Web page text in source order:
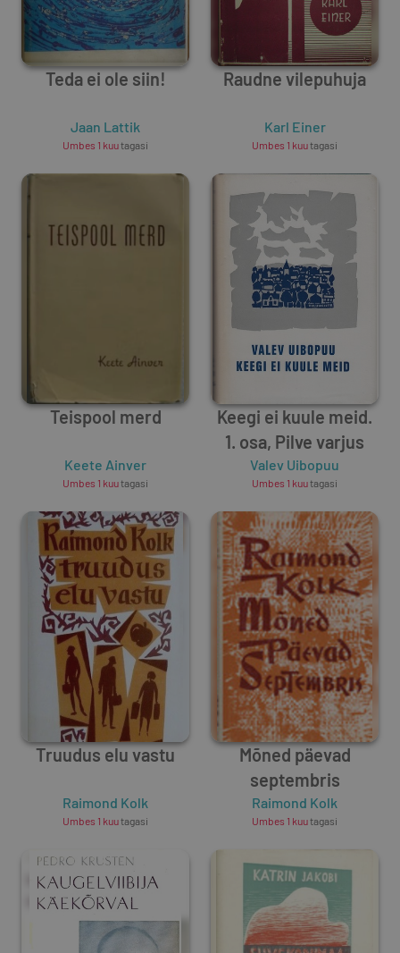
Teda ei ole siin!
Jaan Lattik
Umbes 1 kuutagasi
Raudne vilepuhuja
Karl Einer
Umbes 1 kuutagasi
Teispool merd
Keete Ainver
Umbes 1 kuutagasi
Keegi ei kuule meid.
1. osa, Pilve varjus
Valev Uibopuu
Umbes 1 kuutagasi
Truudus elu vastu
Raimond Kolk
Umbes 1 kuutagasi
Mõned päevad
septembris
Raimond Kolk
Umbes 1 kuutagasi